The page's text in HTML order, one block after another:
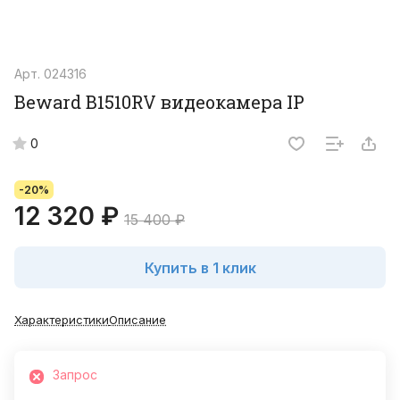
Арт. 024316
Beward B1510RV видеокамера IP
0
-20%
12 320 ₽ 15 400 ₽
Купить в 1 клик
ХарактеристикиОписание
Запрос